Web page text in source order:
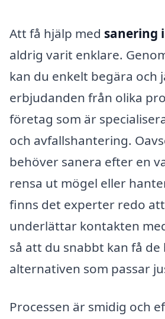
Att få hjälp med sanering
aldrig varit enklare.
kan du enkelt begära och
erbjudanden från olika
företag som är
och avfallshantering.
behöver sanera efter en
rensa ut mögel eller
finns det experter redo
underlättar kontakten
så att du snabbt kan få de
alternativen som passar
Processen är smidig och